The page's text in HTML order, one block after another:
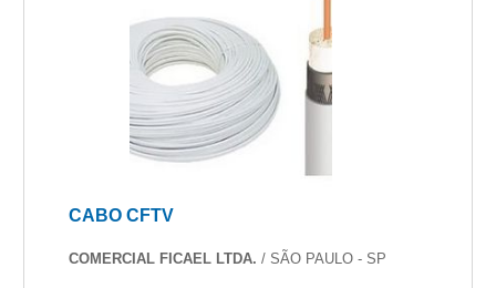
CABO CFTV
COMERCIAL FICAEL LTDA. / SÃO PAULO - SP